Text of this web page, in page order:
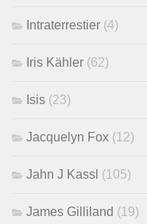
Intraterrestier (4)
Iris Kähler (62)
Isis (23)
Jacquelyn Fox (12)
Jahn J Kassl (105)
James Gilliland (19)